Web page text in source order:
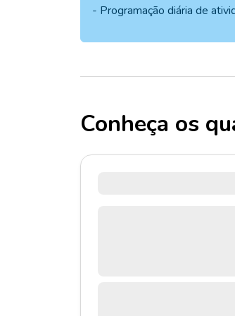
- Programação diária de
Conheça os